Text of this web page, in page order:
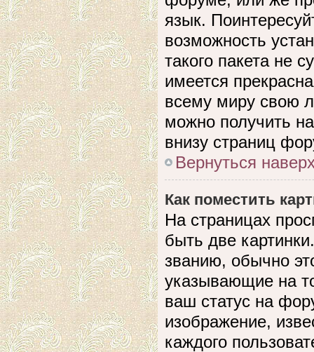
язык.
возможность
такого пакета не
имеется
всему миру свою
можно получить
внизу страниц
Вернуться
Как поместить
На страницах
быть две
званию, обычно
указывающие на
ваш статус на
изображение,
каждого